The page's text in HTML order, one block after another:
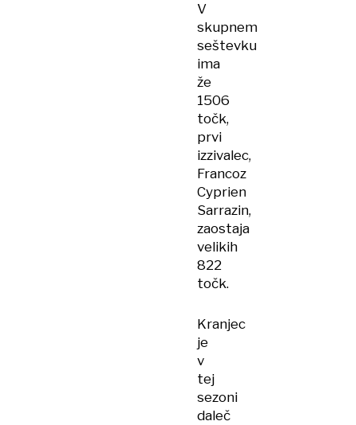
V
skupnem
seštevku
ima
že
1506
točk,
prvi
izzivalec,
Francoz
Cyprien
Sarrazin,
zaostaja
velikih
822
točk.
Kranjec
je
v
tej
sezoni
daleč